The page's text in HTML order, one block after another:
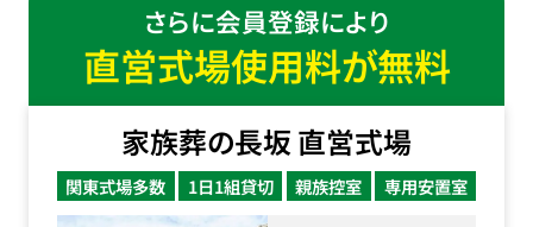
さらに会員登録により
直営式場使用料が無料
家族葬の長坂 直営式場
関東式場多数 1日1組貸切 親族控室 専用安置室